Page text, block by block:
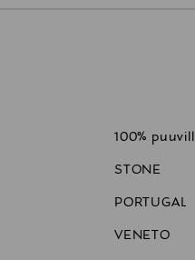
100% puuvill
STONE
PORTUGAL
VENETO